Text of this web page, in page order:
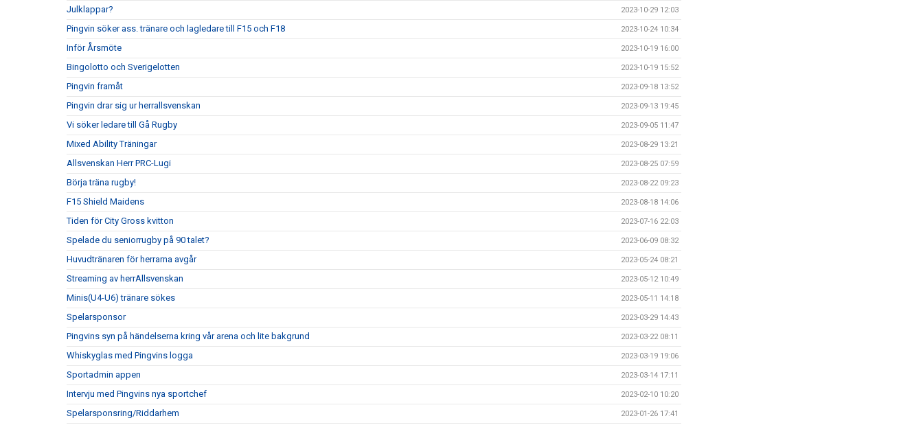
Julklappar? 2023-10-29 12:03
Pingvin söker ass. tränare och lagledare till F15 och F18 2023-10-24 10:34
Inför Årsmöte 2023-10-19 16:00
Bingolotto och Sverigelotten 2023-10-19 15:52
Pingvin framåt 2023-09-18 13:52
Pingvin drar sig ur herrallsvenskan 2023-09-13 19:45
Vi söker ledare till Gå Rugby 2023-09-05 11:47
Mixed Ability Träningar 2023-08-29 13:21
Allsvenskan Herr PRC-Lugi 2023-08-25 07:59
Börja träna rugby! 2023-08-22 09:23
F15 Shield Maidens 2023-08-18 14:06
Tiden för City Gross kvitton 2023-07-16 22:03
Spelade du seniorrugby på 90 talet? 2023-06-09 08:32
Huvudtränaren för herrarna avgår 2023-05-24 08:21
Streaming av herrAllsvenskan 2023-05-12 10:49
Minis(U4-U6) tränare sökes 2023-05-11 14:18
Spelarsponsor 2023-03-29 14:43
Pingvins syn på händelserna kring vår arena och lite bakgrund 2023-03-22 08:11
Whiskyglas med Pingvins logga 2023-03-19 19:06
Sportadmin appen 2023-03-14 17:11
Intervju med Pingvins nya sportchef 2023-02-10 10:20
Spelarsponsring/Riddarhem 2023-01-26 17:41